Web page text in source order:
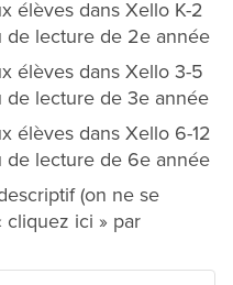
élèves dans Xello K-2
de lecture de 2e année
élèves dans Xello 3-5
de lecture de 3e année
élèves dans Xello 6-12
de lecture de 6e année
(on ne se
cliquez ici » par